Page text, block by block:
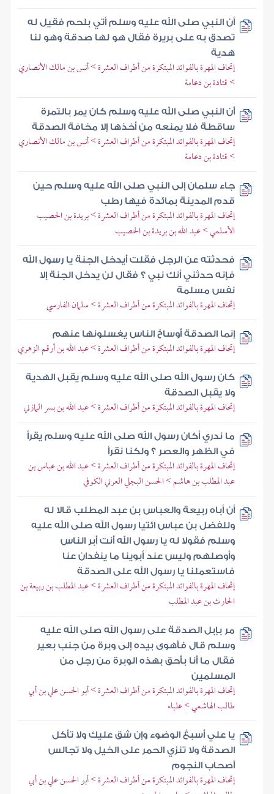
أن النبي صلى الله عليه وسلم أتي بلحم فقيل له
تصدق به على بريرة فقال هو لها صدقة وهو لنا
هدية
إتحاف المهرة بالفوائد المبتكرة من أطراف العشرة > أنس بن مالك الأنصاري
> قتادة بن دعامة
أن النبي صلى الله عليه وسلم كان يمر بالتمرة
ساقطة فلا يمنعه من أخذها إلا مخافة الصدقة
إتحاف المهرة بالفوائد المبتكرة من أطراف العشرة > أنس بن مالك الأنصاري
> قتادة بن دعامة
جاء سلمان إلى النبي صلى الله عليه وسلم حين
قدم المدينة بمائدة فيها رطب
إتحاف المهرة بالفوائد المبتكرة من أطراف العشرة > بريدة بن الحصيب
الأسلمي > عبد الله بن بريدة بن الحصيب
فحدثته عن الرجل فقلت أيدخل الجنة يا رسول الله
فإنه حدثني أنك نبي ؟ فقال لن يدخل الجنة إلا
نفس مسلمة
إتحاف المهرة بالفوائد المبتكرة من أطراف العشرة > سلمان الفارسي
إنما الصدقة أوساخ الناس يغسلونها عنهم
إتحاف المهرة بالفوائد المبتكرة من أطراف العشرة > عبد الله بن أرقم الزهري
كان رسول الله صلى الله عليه وسلم يقبل الهدية
ولا يقبل الصدقة
إتحاف المهرة بالفوائد المبتكرة من أطراف العشرة > عبد الله بن بسر المازني
ما ندري أكان رسول الله صلى الله عليه وسلم يقرأ
في الظهر والعصر ؟ ولكنا نقرأ
إتحاف المهرة بالفوائد المبتكرة من أطراف العشرة > عبد الله بن عباس بن
عبد المطلب بن هاشم > الحسن البجلي العرني الكوفي
أن أباه ربيعة والعباس بن عبد المطلب قالا له
وللفضل بن عباس ائتيا رسول الله صلى الله عليه
وسلم فقولا له يا رسول الله أنت أبر الناس
وأوصلهم وليس عند أبوينا ما ينفدان عنا
فاستعملنا يا رسول الله على الصدقة
إتحاف المهرة بالفوائد المبتكرة من أطراف العشرة > عبد المطلب بن ربيعة بن
الحارث بن عبد المطلب
مر بإبل الصدقة على رسول الله صلى الله عليه
وسلم قال فأهوى بيده إلى وبرة من جنب بعير
فقال ما أنا بأحق بهذه الوبرة من رجل من
المسلمين
إتحاف المهرة بالفوائد المبتكرة من أطراف العشرة > أبو الحسن علي بن أبي
طالب الهاشمي > علباء
يا علي أسبغ الوضوء وإن شق عليك ولا تأكل
الصدقة ولا تنزي الحمر على الخيل ولا تجالس
أصحاب النجوم
إتحاف المهرة بالفوائد المبتكرة من أطراف العشرة > أبو الحسن علي بن أبي